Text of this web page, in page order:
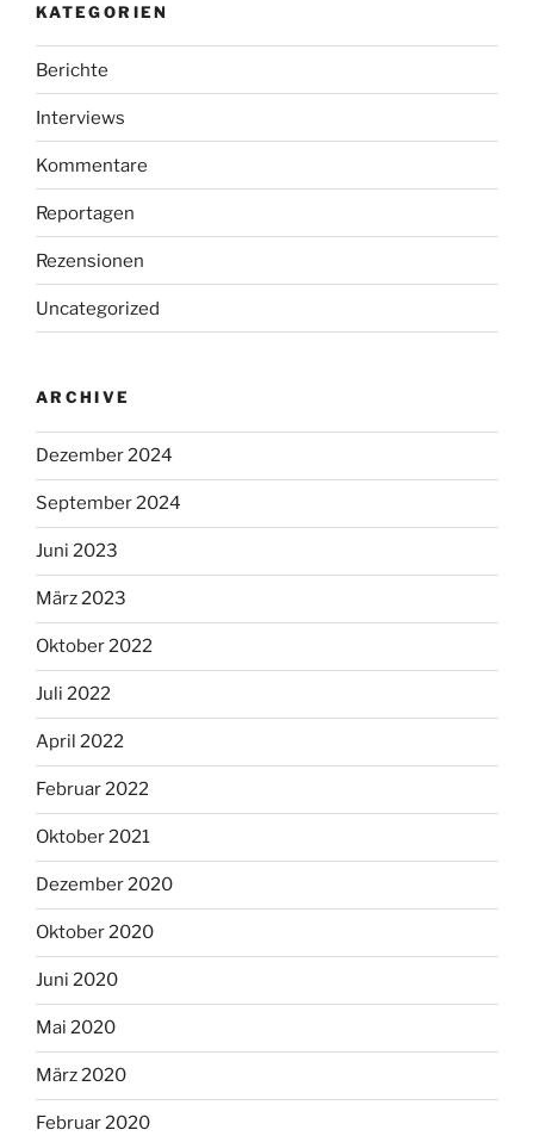
KATEGORIEN
Berichte
Interviews
Kommentare
Reportagen
Rezensionen
Uncategorized
ARCHIVE
Dezember 2024
September 2024
Juni 2023
März 2023
Oktober 2022
Juli 2022
April 2022
Februar 2022
Oktober 2021
Dezember 2020
Oktober 2020
Juni 2020
Mai 2020
März 2020
Februar 2020